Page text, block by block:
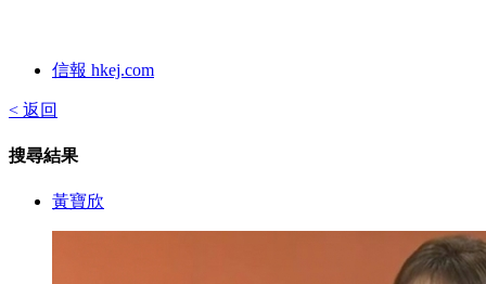
信報 hkej.com
< 返回
搜尋結果
黃寶欣